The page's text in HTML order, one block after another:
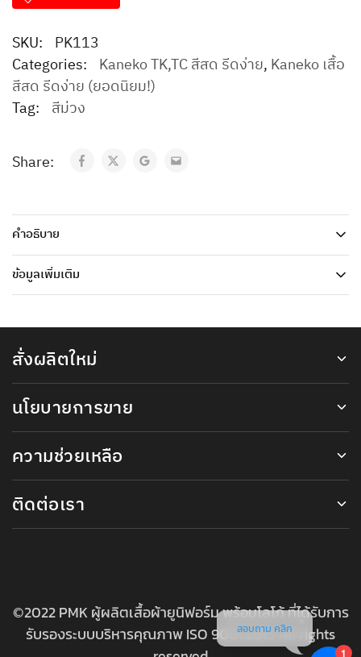
SKU: PK113
Categories: Kaneko TK,TC สีสด รีดง่าย, Kaneko เสื้อ
สีสด รีดง่าย (ยอดนิยม!)
Tag: สีม่วง
Share:
คำอธิบาย
ข้อมูลเพิ่มเติม
สั่งผลิตใหม่
นโยบายการขาย
ความช่วยเหลือ
ติดต่อเรา
©2022 PMK ผู้ผลิตเสื้อผ้ายูนิฟอร์ม พร้อมโลโก้ ที่ได้รับการ
รับรองระบบบริหารคุณภาพ ISO 9001:2015 All rights
1
สอบถาม คลิก